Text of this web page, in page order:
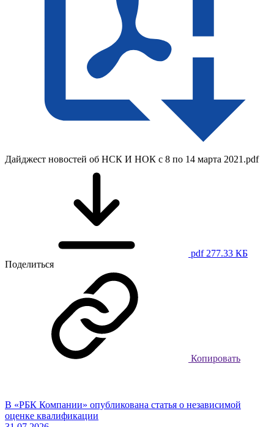
Дайджест новостей об НСК И НОК с 8 по 14 марта 2021.pdf
pdf 277.33 КБ
Поделиться
Копировать
В «РБК Компании» опубликована статья о независимой
оценке квалификации